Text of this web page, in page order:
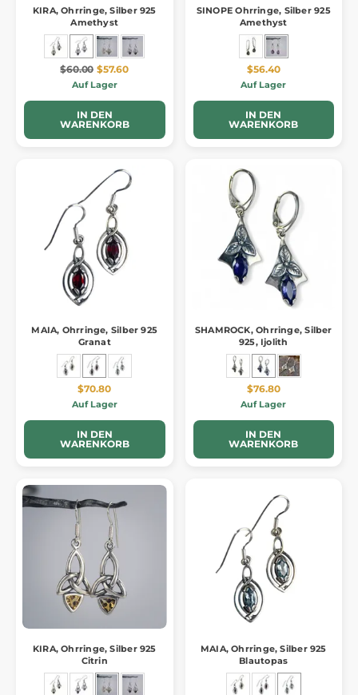
KIRA, Ohrringe, Silber 925
Amethyst
$60.00 $57.60
Auf Lager
IN DEN
WARENKORB
SINOPE Ohrringe, Silber 925
Amethyst
$56.40
Auf Lager
IN DEN
WARENKORB
MAIA, Ohrringe, Silber 925
Granat
$70.80
Auf Lager
IN DEN
WARENKORB
SHAMROCK, Ohrringe, Silber
925, Ijolith
$76.80
Auf Lager
IN DEN
WARENKORB
KIRA, Ohrringe, Silber 925
Citrin
MAIA, Ohrringe, Silber 925
Blautopas